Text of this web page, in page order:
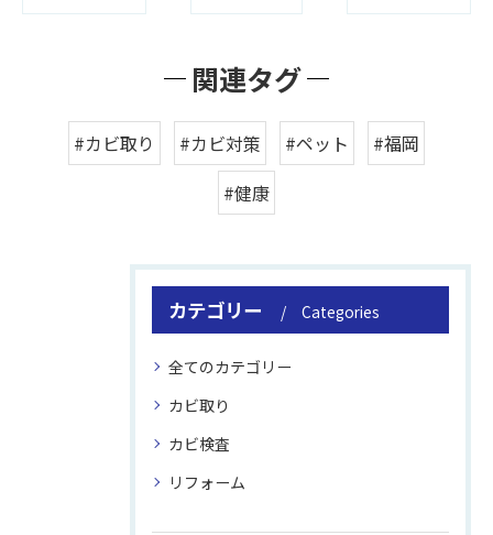
関連タグ
#カビ取り #カビ対策 #ペット
#福岡
#健康
カテゴリー Categories
全てのカテゴリー
カビ取り
カビ検査
リフォーム